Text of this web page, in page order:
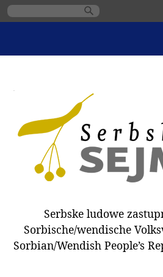
SERBSKI SEJM
JEDNANSKI PORJAD
PROTOKOLE /
DARY
ZAPÓSŁANCY
WUBĚRKI
Serbske ludowe
Sorbische/wendische
Sorbian/Wendish People’s